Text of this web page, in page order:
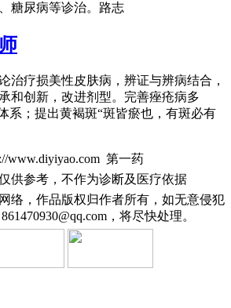
糖尿病等诊治。路志
治疗损美性皮肤病，辨证与辨病结合，
和创新，改进剂型。完善痤疮病多
系；提出黄褐斑“斑皆瘀也，有斑必有
www.diyiyao.com 第一药
供参考，不作为诊断及医疗依据
络，作品版权归作者所有，如无意侵犯
861470930@qq.com，将尽快处理。